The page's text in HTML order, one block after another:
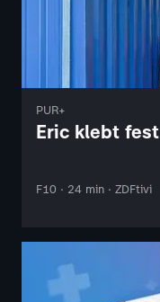
PUR+
Eric klebt fest
F10 · 24 min · ZDFtivi